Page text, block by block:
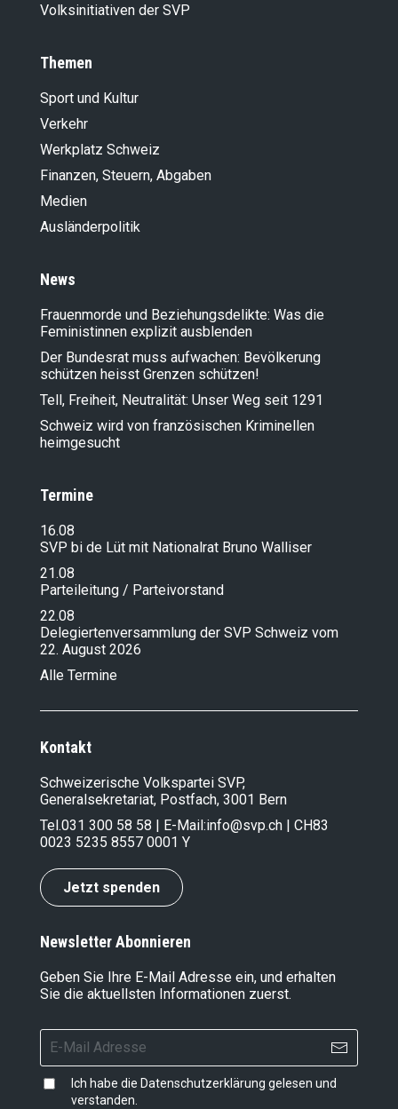
Volksinitiativen der SVP
Themen
Sport und Kultur
Verkehr
Werkplatz Schweiz
Finanzen, Steuern, Abgaben
Medien
Ausländer­politik
News
Frauenmorde und Beziehungsdelikte: Was die
Feministinnen explizit ausblenden
Der Bundesrat muss aufwachen: Bevölkerung
schützen heisst Grenzen schützen!
Tell, Freiheit, Neutralität: Unser Weg seit 1291
Schweiz wird von französischen Kriminellen
heimgesucht
Termine
16.08
SVP bi de Lüt mit Nationalrat Bruno Walliser
21.08
Parteileitung / Parteivorstand
22.08
Delegiertenversammlung der SVP Schweiz vom
22. August 2026
Alle Termine
Kontakt
Schweizerische Volkspartei SVP,
Generalsekretariat, Postfach, 3001 Bern
Tel.031 300 58 58 | E-Mail:info@svp.ch | CH83
0023 5235 8557 0001 Y
Jetzt spenden
Newsletter Abonnieren
Geben Sie Ihre E-Mail Adresse ein, und erhalten
Sie die aktuellsten Informationen zuerst.
Ich habe die Datenschutzerklärung gelesen und
verstanden.